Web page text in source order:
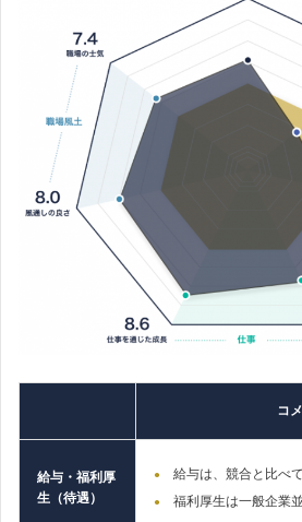
コ
給与・福利厚
生（待遇）
給与は、競合と比べ
福利厚生は一般企業